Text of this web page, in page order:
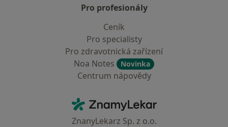
Pro profesionály
Ceník
Pro specialisty
Pro zdravotnická zařízení
Noa Notes
Novinka
Centrum nápovědy
ZnamyLekar - Hlavní stránka
ZnanyLekarz Sp. z o.o.